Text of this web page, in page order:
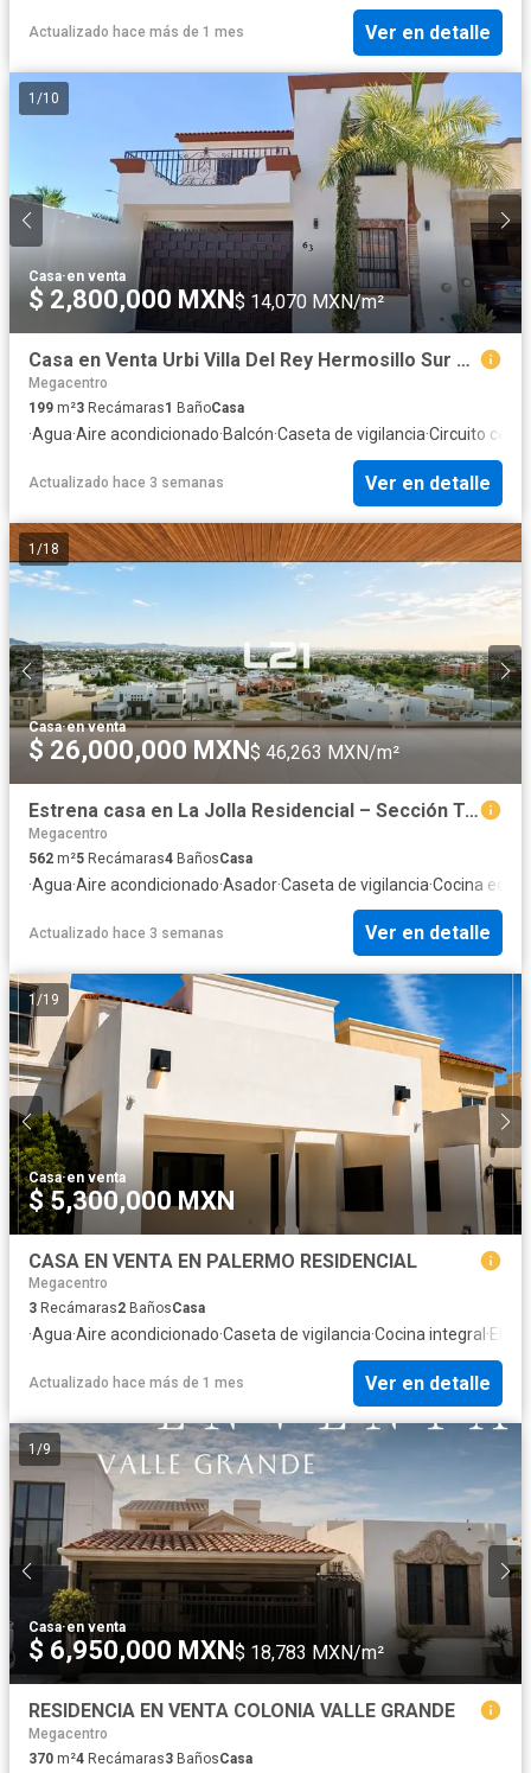
Actualizado hace más de 1 mes Ver en detalle
1 /10
Casa·en venta
$ 2,800,000 MXN $ 14,070 MXN/m²
Casa en Venta Urbi Villa Del Rey Hermosillo Sur Equipada Cerrada
Megacentro
199 m²3 Recámaras1 BañoCasa
·Agua·Aire acondicionado·Balcón·Caseta de vigilancia·Circuito
Actualizado hace 3 semanas Ver en detalle
1 /18
Casa·en venta
$ 26,000,000 MXN$ 46,263 MXN/m²
Estrena casa en La Jolla Residencial – Sección Turquesas
Megacentro
562 m²5 Recámaras4 BañosCasa
·Agua·Aire acondicionado·Asador·Caseta de vigilancia·Cocina
Actualizado hace 3 semanas Ver en detalle
1/19
Casa·en venta
$ 5,300,000 MXN
CASA EN VENTA EN PALERMO RESIDENCIAL
Megacentro
3 Recámaras2 BañosCasa
·Agua·Aire acondicionado·Caseta de vigilancia·Cocina integral ·
Actualizado hace más de 1 mes Ver en detalle
1/9
Casa·en venta
$ 6,950,000 MXN$ 18,783 MXN/m²
RESIDENCIA EN VENTA COLONIA VALLE GRANDE
Megacentro
370 m²4 Recámaras3 BañosCasa